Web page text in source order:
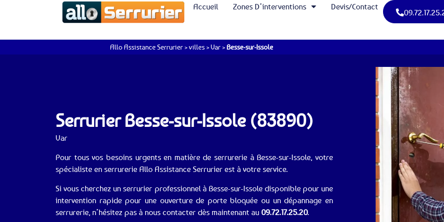
Accueil Zones D’interventions Devis/Contact
Allo Assistance Serrurier >villes >Var >Besse-sur-Issole
Serrurier Besse-sur-Issole (83890)
Var
Pour tous vos besoins urgents en matière de serrurerie à Besse-sur-Issole, votre
spécialiste en serrurerie Allo Assistance Serrurier est à votre service.
Si vous cherchez un serrurier professionnel à Besse-sur-Issole disponible pour une
intervention rapide pour une ouverture de porte bloquée ou un dépannage en
serrurerie, n’hésitez pas à nous contacter dès maintenant au 09.72.17.25.20.